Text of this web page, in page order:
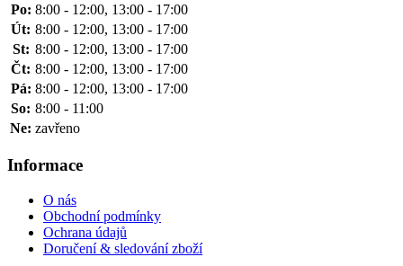
Po: 8:00 - 12:00, 13:00 - 17:00
Út: 8:00 - 12:00, 13:00 - 17:00
St: 8:00 - 12:00, 13:00 - 17:00
Čt: 8:00 - 12:00, 13:00 - 17:00
Pá: 8:00 - 12:00, 13:00 - 17:00
So: 8:00 - 11:00
Ne: zavřeno
Informace
O nás
Obchodní podmínky
Ochrana údajů
Doručení & sledování zboží